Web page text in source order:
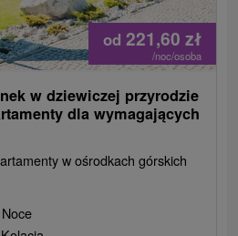
od 221,60 zł
/noc/osoba
w dziewiczej przyrodzie
dla wymagających
w ośrodkach górskich